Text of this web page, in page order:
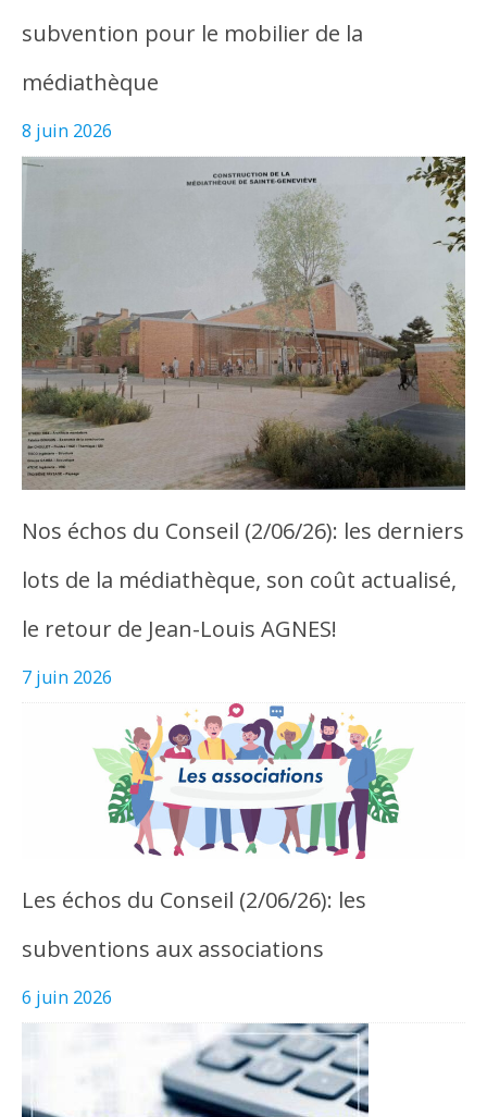
subvention pour le mobilier de la
médiathèque
8 juin 2026
Nos échos du Conseil (2/06/26): les derniers
lots de la médiathèque, son coût actualisé,
le retour de Jean-Louis AGNES!
7 juin 2026
Les échos du Conseil (2/06/26): les
subventions aux associations
6 juin 2026